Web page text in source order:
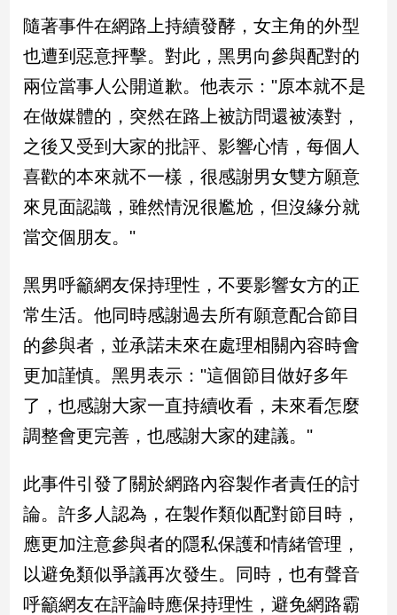
觀
兩
岸/
國
際
會/
地
方
新
冠
病
專
區
南
灣
觀
南
台
灣
隨著事件在網路上持續發酵，女主角的外型
也遭到惡意抨擊。對此，黑男向參與配對的
兩位當事人公開道歉。他表示："原本就不是
在做媒體的，突然在路上被訪問還被湊對，
之後又受到大家的批評、影響心情，每個人
喜歡的本來就不一樣，很感謝男女雙方願意
來見面認識，雖然情況很尷尬，但沒緣分就
當交個朋友。"
黑男呼籲網友保持理性，不要影響女方的正
常生活。他同時感謝過去所有願意配合節目
的參與者，並承諾未來在處理相關內容時會
更加謹慎。黑男表示："這個節目做好多年
了，也感謝大家一直持續收看，未來看怎麼
調整會更完善，也感謝大家的建議。"
此事件引發了關於網路內容製作者責任的討
論。許多人認為，在製作類似配對節目時，
應更加注意參與者的隱私保護和情緒管理，
以避免類似爭議再次發生。同時，也有聲音
呼籲網友在評論時應保持理性，避免網路霸